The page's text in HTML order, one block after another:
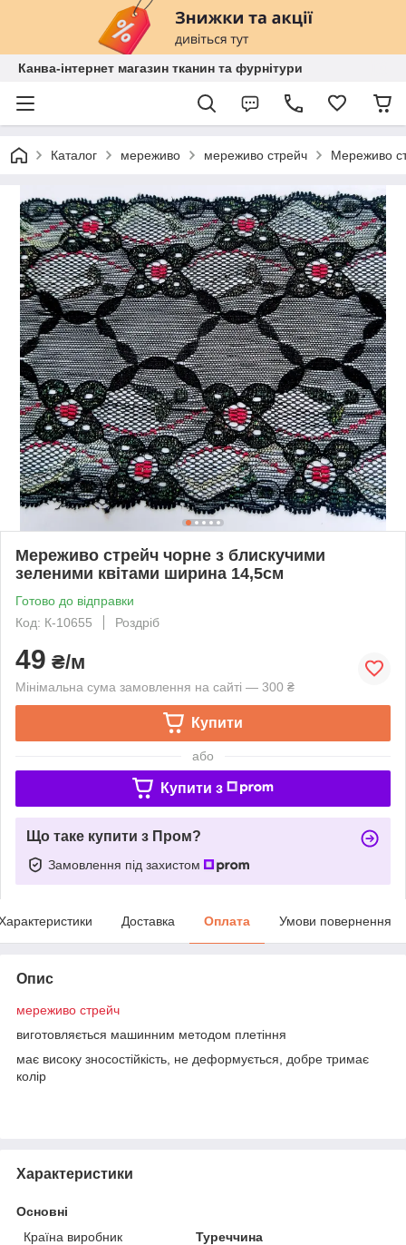
Канва-інтернет магазин тканин та фурнітури
Каталог мереживо мереживо стрейч Мереживо
Мереживо стрейч чорне з блискучими
зеленими квітами ширина 14,5см
Готово до відправки
Код: К-10655
Роздріб
49 ₴/м
Мінімальна сума замовлення на сайті — 300 ₴
Купити
або
Купити з
Що таке купити з Пром?
Замовлення під захистом
Доставка Оплата Умови повернення
Опис
мереживо стрейч
виготовляється машинним методом плетіння
має високу зносостійкість, не деформується, добре тримає
колір
Характеристики
Основні
Країна виробник
Туреччина